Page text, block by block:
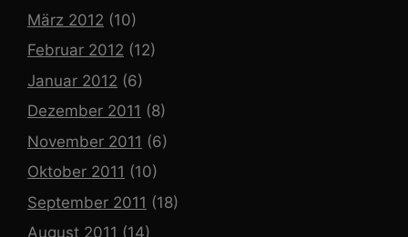
März 2012 (10)
Februar 2012 (12)
Januar 2012 (6)
Dezember 2011 (8)
November 2011 (6)
Oktober 2011 (10)
September 2011 (18)
August 2011 (14)